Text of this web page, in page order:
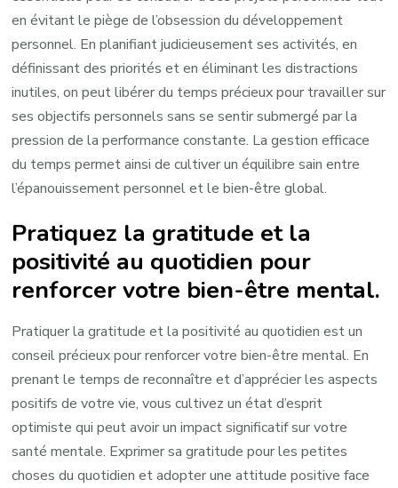
en évitant le piège de l’obsession du développement
personnel. En planifiant judicieusement ses activités, en
définissant des priorités et en éliminant les distractions
inutiles, on peut libérer du temps précieux pour travailler sur
ses objectifs personnels sans se sentir submergé par la
pression de la performance constante. La gestion efficace
du temps permet ainsi de cultiver un équilibre sain entre
l’épanouissement personnel et le bien-être global.
Pratiquez la gratitude et la
positivité au quotidien pour
renforcer votre bien-être mental.
Pratiquer la gratitude et la positivité au quotidien est un
conseil précieux pour renforcer votre bien-être mental. En
prenant le temps de reconnaître et d’apprécier les aspects
positifs de votre vie, vous cultivez un état d’esprit
optimiste qui peut avoir un impact significatif sur votre
santé mentale. Exprimer sa gratitude pour les petites
choses du quotidien et adopter une attitude positive face